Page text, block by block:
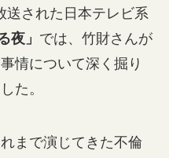
送された日本テレビ系
夜」 では、竹財さんが
情について深く掘り
た。
まで演じてきた不倫